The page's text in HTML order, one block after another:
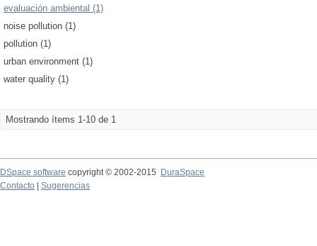
evaluación ambiental (1)
noise pollution (1)
pollution (1)
urban environment (1)
water quality (1)
Mostrando ítems 1-10 de 1
DSpace software copyright © 2002-2015
DuraSpace
Contacto
Sugerencias